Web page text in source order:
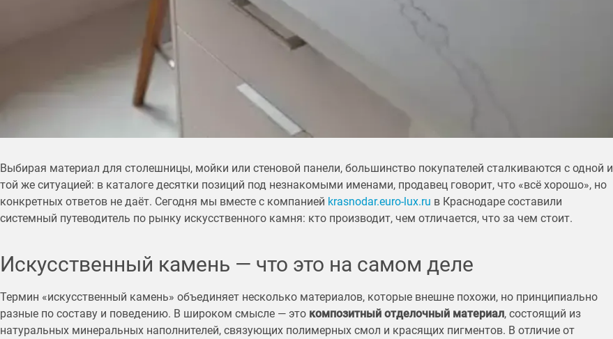
Выбирая материал для столешницы, мойки или стеновой панели, большинство покупателей сталкиваются с одной и
той же ситуацией: в каталоге десятки позиций под незнакомыми именами, продавец говорит, что «всё хорошо», но
конкретных ответов не даёт. Сегодня мы вместе с компанией krasnodar.euro-lux.ru в Краснодаре составили
системный путеводитель по рынку искусственного камня: кто производит, чем отличается, что за чем стоит.
Искусственный камень — что это на самом деле
Термин «искусственный камень» объединяет несколько материалов, которые внешне похожи, но принципиально
разные по составу и поведению. В широком смысле — это композитный отделочный материал, состоящий из
натуральных минеральных наполнителей, связующих полимерных смол и красящих пигментов. В отличие от